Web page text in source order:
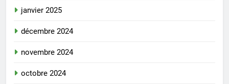
janvier 2025
décembre 2024
novembre 2024
octobre 2024